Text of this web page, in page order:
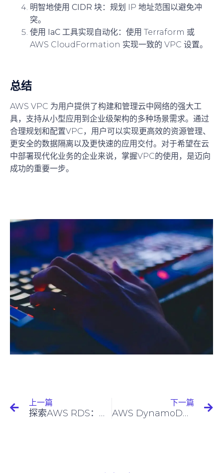
明智地使用 CIDR 块：规划 IP 地址范围以避免冲
突。
使用 IaC 工具实现自动化：使用 Terraform 或
AWS CloudFormation 实现一致的 VPC 设置。
总结
AWS VPC 为用户提供了构建和管理云中网络的强大工
具，支持从小型应用到企业级架构的多种场景需求。通过
合理规划和配置VPC，用户可以实现更高效的资源管理、
更安全的数据隔离以及更快速的应用交付。对于希望在云
中部署现代化业务的企业来说，掌握VPC的使用，是迈向
成功的重要一步。
上一篇
探索AWS RDS：简化云中的关系型数据库管理
下一篇
AWS DynamoDB 定价和成本优化指南